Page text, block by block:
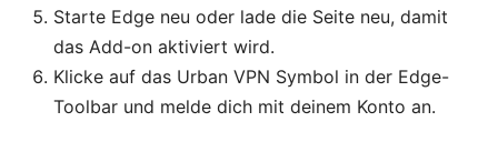
Starte Edge neu oder lade die Seite neu, damit
das Add-on aktiviert wird.
Klicke auf das Urban VPN Symbol in der Edge-
Toolbar und melde dich mit deinem Konto an.